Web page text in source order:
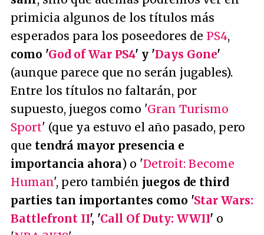
primicia algunos de los títulos más
esperados para los poseedores de PS4,
como 'God of War PS4' y 'Days Gone'
(aunque parece que no serán jugables).
Entre los títulos no faltarán, por
supuesto, juegos como 'Gran Turismo
Sport' (que ya estuvo el año pasado, pero
que tendrá mayor presencia e
importancia ahora) o 'Detroit: Become
Human', pero también juegos de third
parties tan importantes como 'Star Wars:
Battlefront II', 'Call Of Duty: WWII' o